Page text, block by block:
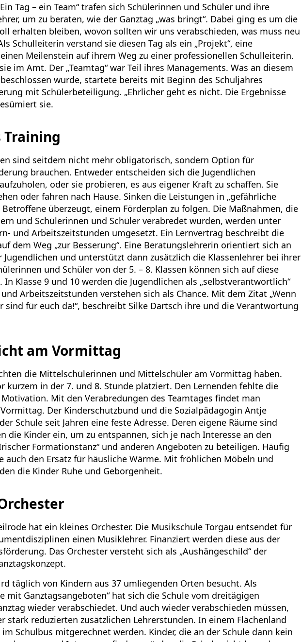
Tag – ein Team“ trafen sich Schülerinnen und Schüler und ihre
um zu beraten, wie der Ganztag „was bringt“. Dabei ging es um die
erhalten bleiben, wovon sollten wir uns verabschieden, was muss neu
Schulleiterin verstand sie diesen Tag als ein „Projekt“, eine
Meilenstein auf ihrem Weg zu einer professionellen Schulleiterin.
im Amt. Der „Teamtag“ war Teil ihres Managements. Was an diesem
wurde, startete bereits mit Beginn des Schuljahres
mit Schülerbeteiligung. „Ehrlicher geht es nicht. Die Ergebnisse
sie.
sind seitdem nicht mehr obligatorisch, sondern Option für
brauchen. Entweder entscheiden sich die Jugendlichen
oder sie probieren, es aus eigener Kraft zu schaffen. Sie
oder fahren nach Hause. Sinken die Leistungen in „gefährliche
Betroffene überzeugt, einem Förderplan zu folgen. Die Maßnahmen, die
und Schülerinnen und Schüler verabredet wurden, werden unter
und Arbeitszeitstunden umgesetzt. Ein Lernvertrag beschreibt die
dem Weg „zur Besserung“. Eine Beratungslehrerin orientiert sich an
Jugendlichen und unterstützt dann zusätzlich die Klassenlehrer bei ihrer
und Schüler von der 5. – 8. Klassen können sich auf diese
In Klasse 9 und 10 werden die Jugendlichen als „selbstverantwortlich“
Arbeitszeitstunden verstehen sich als Chance. Mit dem Zitat „Wenn
sind für euch da!“, beschreibt Silke Dartsch ihre und die Verantwortung
am Vormittag
die Mittelschülerinnen und Mittelschüler am Vormittag haben.
kurzem in der 7. und 8. Stunde platziert. Den Lernenden fehlte die
Mit den Verabredungen des Teamtages findet man
Der Kinderschutzbund und die Sozialpädagogin Antje
Schule seit Jahren eine feste Adresse. Deren eigene Räume sind
die Kinder ein, um zu entspannen, sich je nach Interesse an den
Formationstanz“ und anderen Angeboten zu beteiligen. Häufig
auch den Ersatz für häusliche Wärme. Mit fröhlichen Möbeln und
die Kinder Ruhe und Geborgenheit.
hat ein kleines Orchester. Die Musikschule Torgau entsendet für
einen Musiklehrer. Finanziert werden diese aus der
Das Orchester versteht sich als „Aushängeschild“ der
täglich von Kindern aus 37 umliegenden Orten besucht. Als
mit Ganztagsangeboten“ hat sich die Schule vom dreitägigen
wieder verabschiedet. Und auch wieder verabschieden müssen,
stark reduzierten zusätzlichen Lehrerstunden. In einem Flächenland
Schulbus mitgerechnet werden. Kinder, die an der Schule dann kein